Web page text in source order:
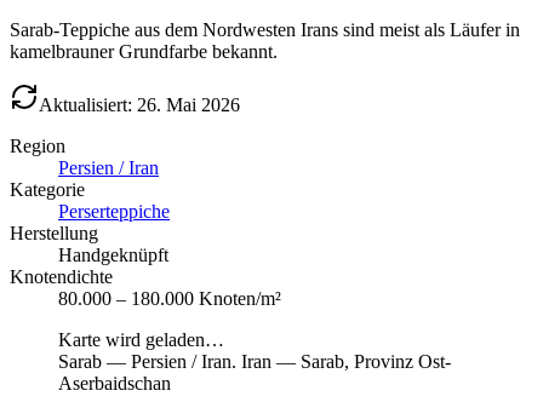
Sarab-Teppiche aus dem Nordwesten Irans sind meist als Läufer in
kamelbrauner Grundfarbe bekannt.
Aktualisiert: 26. Mai 2026
Region
Persien / Iran
Kategorie
Perserteppiche
Herstellung
Handgeknüpft
Knotendichte
80.000 – 180.000 Knoten/m²
Karte wird geladen…
Sarab — Persien / Iran. Iran — Sarab, Provinz Ost-
Aserbaidschan